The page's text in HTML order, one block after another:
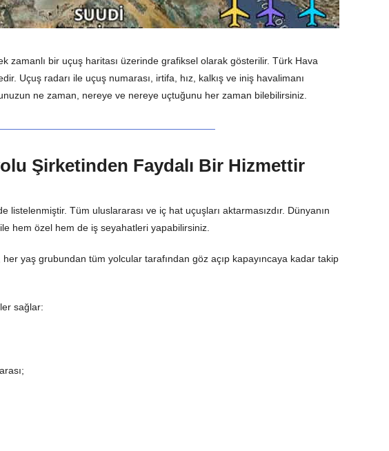
zamanlı bir uçuş haritası üzerinde grafiksel olarak gösterilir. Türk Hava
Uçuş radarı ile uçuş numarası, irtifa, hız, kalkış ve iniş havalimanı
ne zaman, nereye ve nereye uçtuğunu her zaman bilebilirsiniz.
Şirketinden Faydalı Bir Hizmettir
listelenmiştir. Tüm uluslararası ve iç hat uçuşları aktarmasızdır. Dünyanın
hem özel hem de iş seyahatleri yapabilirsiniz.
yaş grubundan tüm yolcular tarafından göz açıp kapayıncaya kadar takip
sağlar: